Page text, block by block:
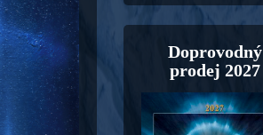
Doprovodný
prodej 2027